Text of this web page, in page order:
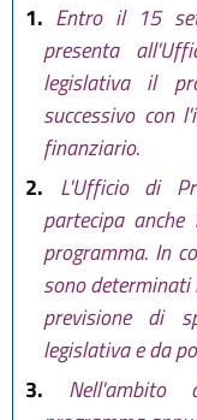
1. Entro il 15
presenta
legislativa il
successivo con
finanziario.
2. L'Ufficio di
partecipa
programma. In
sono determinati
previsione di
legislativa e da
3.
Nell'ambito